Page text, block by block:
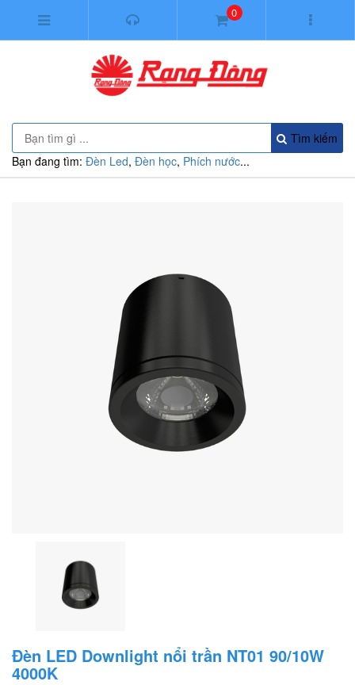
0
Tìm kiếm
Bạn đang tìm: Đèn Led, Đèn học, Phích nước...
Đèn LED Downlight nổi trần NT01 90/10W
4000K